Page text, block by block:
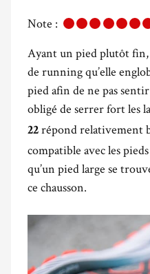
Note :
Ayant un pied plutôt fin,
de running qu’elle
pied afin de ne pas
obligé de serrer fort les
22 répond relativement
compatible avec les
qu’un pied large se
ce chausson.